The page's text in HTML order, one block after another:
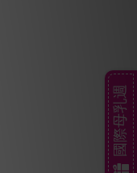
國際母乳週